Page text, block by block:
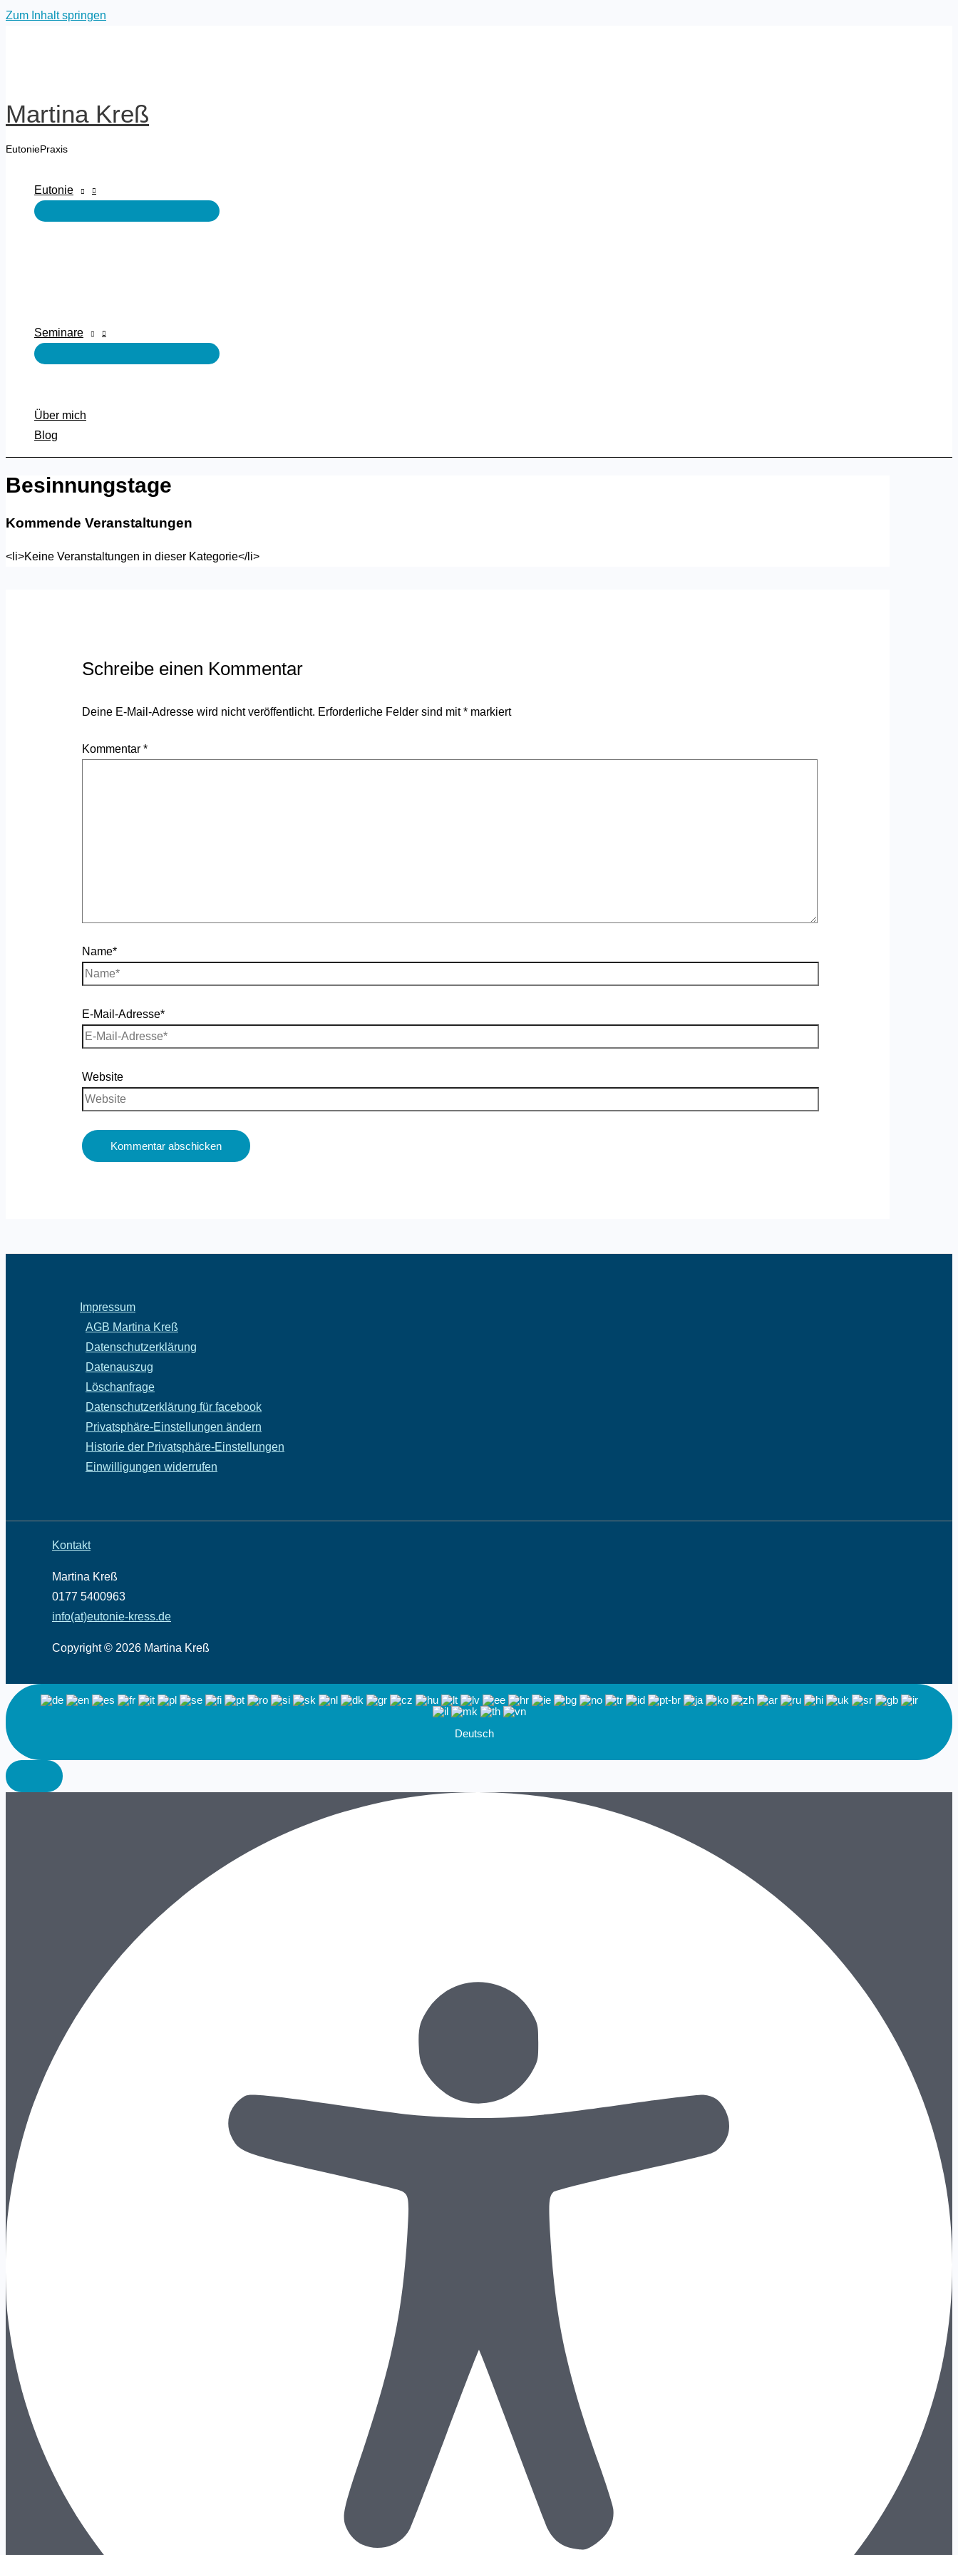
Zum Inhalt springen
Martina Kreß
EutoniePraxis
Eutonie
Seminare
Über mich
Blog
Besinnungstage
Kommende Veranstaltungen
<li>Keine Veranstaltungen in dieser Kategorie</li>
Schreibe einen Kommentar
Deine E-Mail-Adresse wird nicht veröffentlicht. Erforderliche Felder sind mit*markiert
Kommentar *
Name*
E-Mail-Adresse*
Website
Impressum
AGB Martina Kreß
Datenschutzerklärung
Datenauszug
Löschanfrage
Datenschutzerklärung für facebook
Privatsphäre-Einstellungen ändern
Historie der Privatsphäre-Einstellungen
Einwilligungen widerrufen
Kontakt
Martina Kreß
0177 5400963
info(at)eutonie-kress.de
Copyright © 2026 Martina Kreß
Deutsch